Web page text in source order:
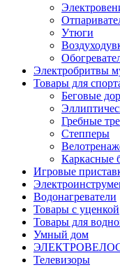
Утюги
Электробритвы
Товары для
Беговые
Гребные
Степперы
Каркасные
Игровые
Водонагреватели
Товары с уценкой
Товары для
Умный дом
Телевизоры